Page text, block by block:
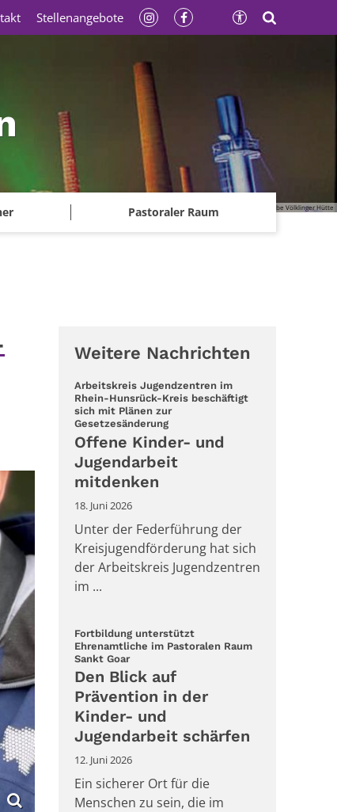
© Gerhard Kassner - Weltkulturerbe Völklinger Hütte
Pastoraler Raum
Stellenangebote
Weitere Nachrichten
Arbeitskreis Jugendzentren im
Rhein-Hunsrück-Kreis beschäftigt
sich mit Plänen zur
Gesetzesänderung
Offene Kinder- und
Jugendarbeit
mitdenken
18. Juni 2026
Unter der Federführung der
Kreisjugendförderung hat sich
der Arbeitskreis Jugendzentren
im ...
Fortbildung unterstützt
Ehrenamtliche im Pastoralen Raum
Sankt Goar
Den Blick auf
Prävention in der
Kinder- und
Jugendarbeit schärfen
12. Juni 2026
Ein sicherer Ort für die
Menschen zu sein, die im